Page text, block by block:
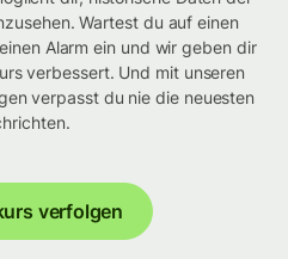
Wartest du auf einen
Alarm ein und wir geben dir
verbessert. Und mit unseren
verpasst du nie die neuesten
verfolgen